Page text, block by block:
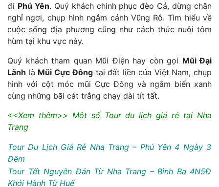
đi Phú Yên. Quý khách chinh phục đèo Cả, dừng chân
nghỉ ngơi, chụp hình ngắm cảnh Vũng Rô. Tìm hiểu về
cuộc sống địa phương cũng như cách thức nuôi tôm
hùm tại khu vực này.
Quý khách tham quan Mũi Điện hay còn gọi Mũi Đại
Lãnh là Mũi Cực Đôngtại đất liền của Việt Nam, chụp
hình với cột móc mũi Cực Đông và ngắm biển xanh
cùng những bãi cát trắng chạy dài tít tất.
<<Xem thêm>> Một số Tour du lịch giá rẻ tại Nha
Trang
Tour Du Lịch Giá Rẻ Nha Trang – Phú Yên 4 Ngày 3
Đêm
Tour Tết Nguyên Đán Từ Nha Trang – Bình Ba 4N5Đ
Khởi Hành Từ Huế